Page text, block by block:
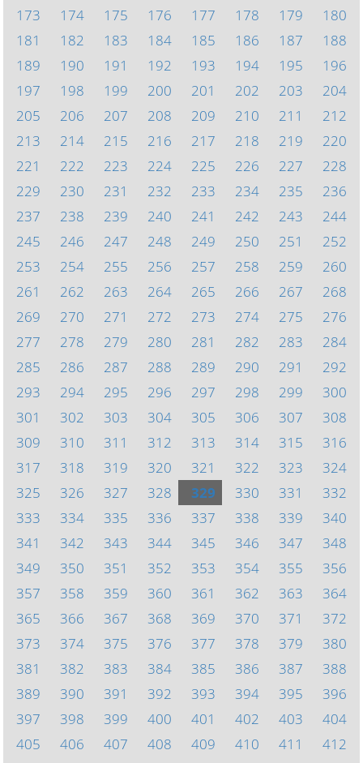
173
174 175 176 177 178 179
180
181
182 183 184 185 186 187
188
189
190 191 192 193 194 195
196
197
198 199 200 201 202 203
204
205
206 207 208 209 210 211
212
213
214 215 216 217 218 219
220
221
222 223 224 225 226 227
228
229
230 231 232 233 234 235
236
237
238 239 240 241 242 243
244
245
246 247 248 249 250 251
252
253
254 255 256 257 258 259
260
261
262 263 264 265 266 267
268
269
270 271 272 273 274 275
276
277
278 279 280 281 282 283
284
285
286 287 288 289 290 291
292
293
294 295 296 297 298 299
300
301
302 303 304 305 306 307
308
309
310 311 312 313 314 315
316
317
318 319 320 321 322 323
324
325
326 327 328 329 330 331
332
333
334 335 336 337 338 339
340
341
342 343 344 345 346 347
348
349
350 351 352 353 354 355
356
357
358 359 360 361 362 363
364
365
366 367 368 369 370 371
372
373
374 375 376 377 378 379
380
381
382 383 384 385 386 387
388
389
390 391 392 393 394 395
396
397
398 399 400 401 402 403
404
405
406 407 408 409 410 411
412